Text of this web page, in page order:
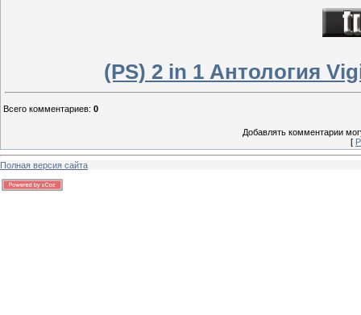
(PS) 2 in 1 Антология
Всего комментариев: 0
Добавлять комментарии
[
Полная версия сайта